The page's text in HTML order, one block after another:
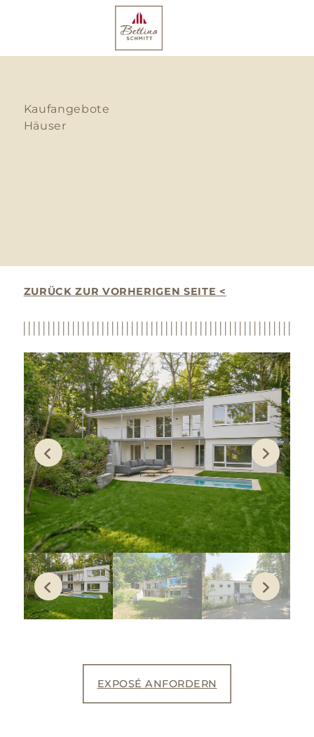
Kaufangebote
Häuser
ZURÜCK ZUR VORHERIGEN SEITE <
EXPOSÉ ANFORDERN